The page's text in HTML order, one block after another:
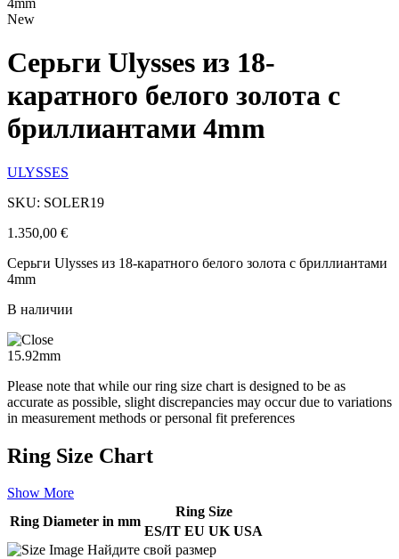
New
Серьги Ulysses из 18-
каратного белого золота с
бриллиантами 4mm
ULYSSES
SKU: SOLER19
1.350,00 €
Серьги Ulysses из 18-каратного белого золота с бриллиантами
4mm
В наличии
15.92mm
Please note that while our ring size chart is designed to be as
accurate as possible, slight discrepancies may occur due to variations
in measurement methods or personal fit preferences
Ring Size Chart
Show More
Ring Diameter in mm
Ring Size
ES/IT EU UK USA
Найдите свой размер